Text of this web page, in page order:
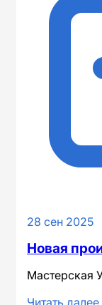
28 сен 2025
Новая
Мастерская
Читать далее